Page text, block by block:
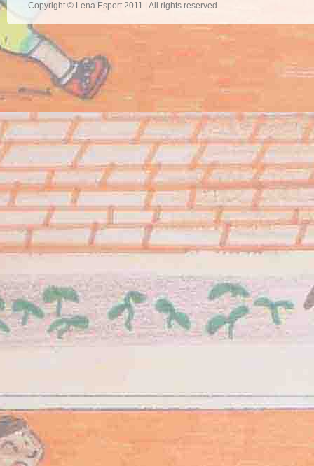
Copyright © Lena Esport 2011 | All rights reserved